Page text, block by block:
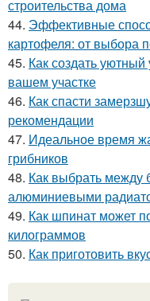
строительства дома
44. Эффективные
картофеля: от выбора
45. Как создать
вашем участке
46. Как спасти
рекомендации
47. Идеальное время
грибников
48. Как выбрать между
алюминиевыми
49. Как шпинат может
килограммов
50. Как приготовить